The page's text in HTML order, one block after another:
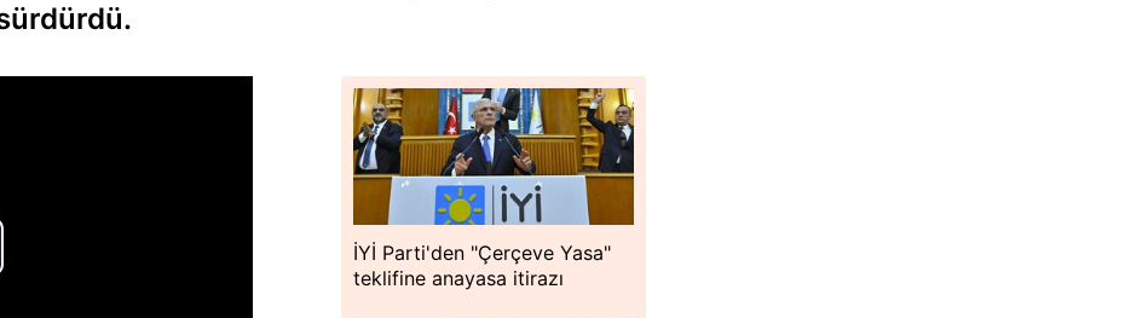
İYİ Parti'den "Çerçeve Yasa"
teklifine anayasa itirazı